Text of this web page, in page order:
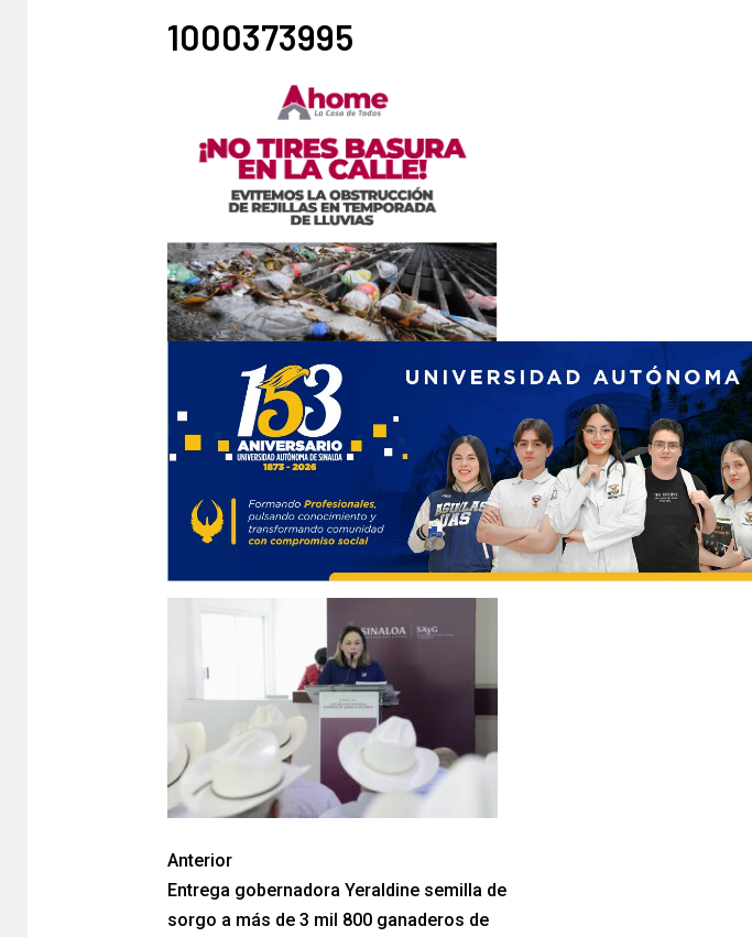
1000373995
Anterior
Entrega gobernadora Yeraldine semilla de
sorgo a más de 3 mil 800 ganaderos de